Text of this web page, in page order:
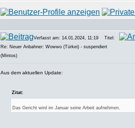
Verfasst am: 14.01.2024, 11:19
Titel:
Re: Neuer Anbahner: Wowwo (Türkei) - suspendiert
(Mintos)
Aus dem aktuellen Update:
Zitat:
Das Gericht wird im Januar seine Arbeit aufnehmen.